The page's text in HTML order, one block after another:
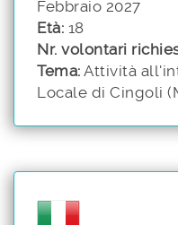
Febbraio 2027
Età: 18
Nr. volontari
Tema: Attività
Locale di Cingoli